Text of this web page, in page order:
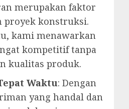
merupakan faktor
proyek konstruksi.
kami menawarkan
kompetitif tanpa
kualitas produk.
Waktu: Dengan
yang handal dan